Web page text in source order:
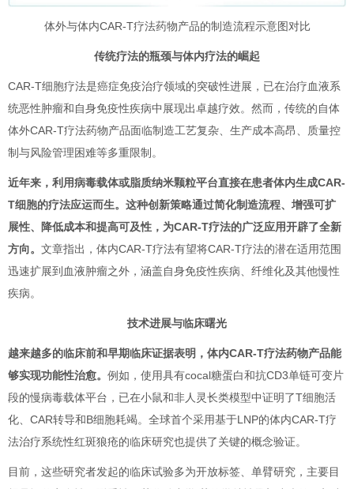
体外与体内CAR-T疗法药物产品的制造流程示意图对比
传统疗法的瓶颈与体内疗法的崛起
CAR-T细胞疗法是癌症免疫治疗领域的突破性进展，已在治疗血液系
统恶性肿瘤和自身免疫性疾病中展现出卓越疗效。然而，传统的自体
体外CAR-T疗法药物产品面临制造工艺复杂、生产成本高昂、质量控
制与风险管理困难等多重限制。
近年来，利用病毒载体或脂质纳米颗粒平台直接在患者体内生成CAR-
T细胞的疗法应运而生。这种创新策略通过简化制造流程、增强可扩
展性、降低成本和提高可及性，为CAR-T疗法的广泛应用开辟了全新
方向。 文章指出，体内CAR-T疗法有望将CAR-T疗法的潜在适用范围
迅速扩展到血液肿瘤之外，涵盖自身免疫性疾病、纤维化及其他慢性
疾病。
技术进展与临床曙光
越来越多的临床前和早期临床证据表明，体内CAR-T疗法药物产品能
够实现功能性治愈。 例如，使用具有cocal糖蛋白和抗CD3单链可变片
段的慢病毒载体平台，已在小鼠和非人灵长类模型中证明了T细胞活
化、CAR转导和B细胞耗竭。全球首个采用基于LNP的体内CAR-T疗
法治疗系统性红斑狼疮的临床研究也提供了关键的概念验证。
目前，这些研究者发起的临床试验多为开放标签、单臂研究，主要目